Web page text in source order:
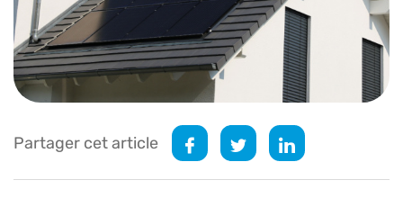
Partager cet article